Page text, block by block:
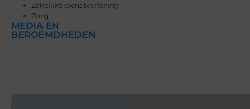
Zakelijke dienstverlening
Zorg
MEDIA EN
BEROEMDHEDEN